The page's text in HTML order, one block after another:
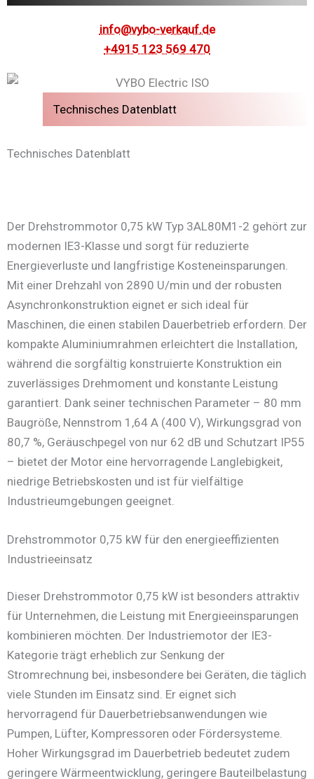
V,
info@vybo-verkauf.de
+4915 123 569 470
Technisches Datenblatt
Technisches Datenblatt
Der Drehstrommotor 0,75 kW Typ 3AL80M1-2 gehört zur
modernen IE3-Klasse und sorgt für reduzierte
Energieverluste und langfristige Kosteneinsparungen.
Mit einer Drehzahl von 2890 U/min und der robusten
Asynchronkonstruktion eignet er sich ideal für
Maschinen, die einen stabilen Dauerbetrieb erfordern. Der
kompakte Aluminiumrahmen erleichtert die Installation,
während die sorgfältig konstruierte Konstruktion ein
zuverlässiges Drehmoment und konstante Leistung
garantiert. Dank seiner technischen Parameter – 80 mm
Baugröße, Nennstrom 1,64 A (400 V), Wirkungsgrad von
80,7 %, Geräuschpegel von nur 62 dB und Schutzart IP55
– bietet der Motor eine hervorragende Langlebigkeit,
niedrige Betriebskosten und ist für vielfältige
Industrieumgebungen geeignet.
Drehstrommotor 0,75 kW für den energieeffizienten
Industrieeinsatz
Dieser Drehstrommotor 0,75 kW ist besonders attraktiv
für Unternehmen, die Leistung mit Energieeinsparungen
kombinieren möchten. Der Industriemotor der IE3-
Kategorie trägt erheblich zur Senkung der
Stromrechnung bei, insbesondere bei Geräten, die täglich
viele Stunden im Einsatz sind. Er eignet sich
hervorragend für Dauerbetriebsanwendungen wie
Pumpen, Lüfter, Kompressoren oder Fördersysteme.
Hoher Wirkungsgrad im Dauerbetrieb bedeutet zudem
geringere Wärmeentwicklung, geringere Bauteilbelastung